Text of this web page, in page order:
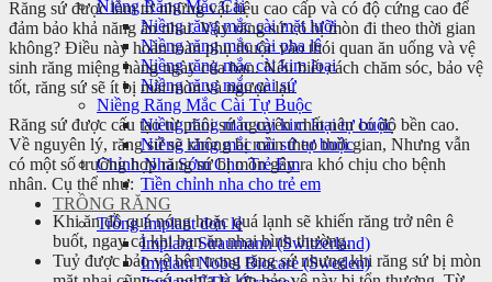
Niềng Răng Mắc Cài
Niềng răng mắc cài mặt lưỡi
Niềng răng mắc cài pha lê
Niềng răng mắc cài kim loại
Niềng răng mắc cài sứ
Niềng Răng Mắc Cài Tự Buộc
Niềng răng mắc cài kim loại tự buộc
Niềng răng mắc cài sứ tự buộc
Chỉnh Nha Sớm Cho Trẻ Em
Tiền chỉnh nha cho trẻ em
TRỒNG RĂNG
Trồng Implant đơn lẻ
Implant Straumann (Switzerland)
Implant Nobel Biocare (Sweden)
Răng sứ được làm từ những vật liệu cao cấp và có độ cứng cao để
đảm bảo khả năng ăn nhai. Vậy răng sứ có bị mòn đi theo thời gian
không? Điều này hoàn toàn phụ thuộc vào thói quan ăn uống và vệ
sinh răng miệng hàng ngày của bạn. Nếu biết cách chăm sóc, bảo vệ
tốt, răng sứ sẽ ít bị mài mòn và ngược lại.
Răng sứ được cấu tạo từ phôi sứ nguyên chất nên có độ bền cao.
Về nguyên lý, răng sứ sẽ không bị mòn theo thời gian, Nhưng vẫn
có một số trường hợp răng sứ bị mòn gây ra khó chịu cho bệnh
nhân. Cụ thể như:
Khi ăn đồ quá nóng hoặc quá lạnh sẽ khiến răng trở nên ê
buốt, ngay cả khi bạn ăn nhai bình thường.
Tuỷ được bảo vệ bên trong răng sứ nhưng khi răng sứ bị mòn